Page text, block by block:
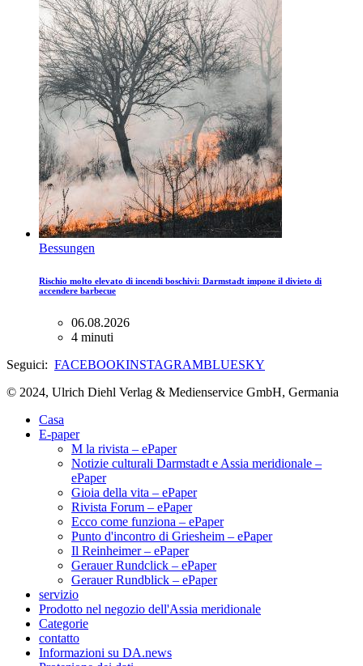
Bessungen
Rischio molto elevato di incendi boschivi: Darmstadt impone il divieto di
accendere barbecue
06.08.2026
4 minuti
Seguici: FACEBOOKINSTAGRAMBLUESKY
© 2024, Ulrich Diehl Verlag & Medienservice GmbH, Germania
Casa
E-paper
M la rivista – ePaper
Notizie culturali Darmstadt e Assia meridionale –
ePaper
Gioia della vita – ePaper
Rivista Forum – ePaper
Ecco come funziona – ePaper
Punto d'incontro di Griesheim – ePaper
Il Reinheimer – ePaper
Gerauer Rundclick – ePaper
Gerauer Rundblick – ePaper
servizio
Prodotto nel negozio dell'Assia meridionale
Categorie
contatto
Informazioni su DA.news